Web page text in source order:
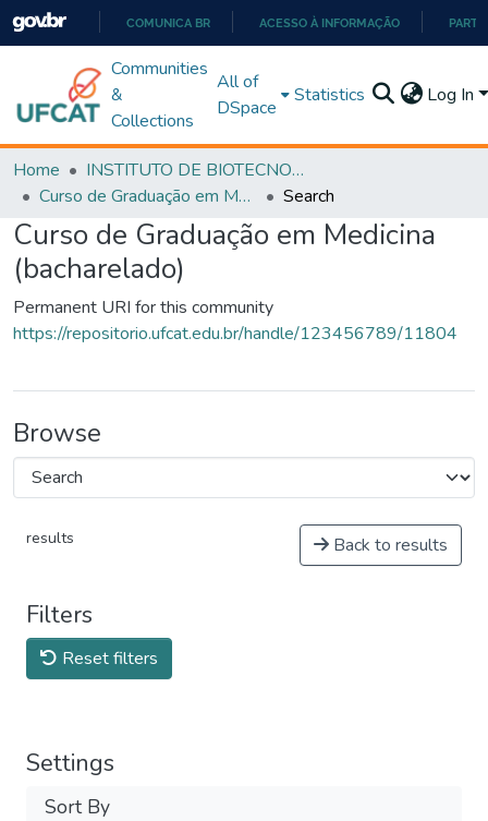
PARA
O
COMUNICA BR ACESSO À INFORMAÇÃO
Communities
&
Collections
All of
DSpace
Statistics Log In
Home
INSTITUTO DE BIOTECNOLOGIA
Curso de Graduação em Medicina (bacharelado)
Search
Curso de Graduação em Medicina
(bacharelado)
Permanent URI for this community
https://repositorio.ufcat.edu.br/handle/123456789/11804
Browse
results Back to results
Filters
Reset filters
Settings
Sort By